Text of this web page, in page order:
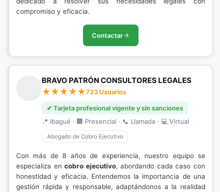
compromiso y eficacia.
Contactar
BRAVO PATRÓN CONSULTORES LEGALES
723 Usuarios
✔ Tarjeta profesional vigente y sin sanciones
📍 Ibagué · 🏢 Presencial · 📞 Llamada · 💻 Virtual
Abogado de Cobro Ejecutivo
Con más de 8 años de experiencia, nuestro equipo se
especializa encobro ejecutivo, abordando cada caso con
honestidad y eficacia. Entendemos la importancia de una
gestión rápida y responsable, adaptándonos a la realidad